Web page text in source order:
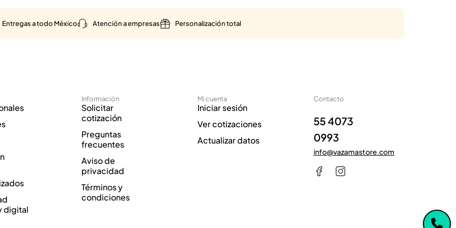
Entregas a todo México Atención a empresas Personalización total
digital
Información
Solicitar
cotización
Preguntas
frecuentes
Aviso de
privacidad
Términos y
condiciones
Mi cuenta
Iniciar sesión
Ver cotizaciones
Actualizar datos
Contacto
55 4073
0993
info@vazamastore.com